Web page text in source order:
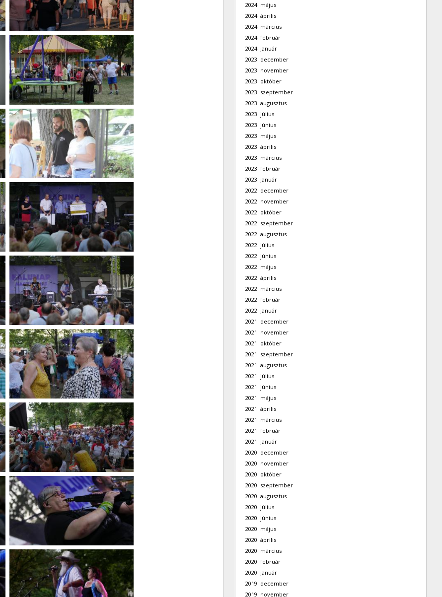
2024. május
2024. április
2024. március
2024. február
2024. január
2023. december
2023. november
2023. október
2023. szeptember
2023. augusztus
2023. július
2023. június
2023. május
2023. április
2023. március
2023. február
2023. január
2022. december
2022. november
2022. október
2022. szeptember
2022. augusztus
2022. július
2022. június
2022. május
2022. április
2022. március
2022. február
2022. január
2021. december
2021. november
2021. október
2021. szeptember
2021. augusztus
2021. július
2021. június
2021. május
2021. április
2021. március
2021. február
2021. január
2020. december
2020. november
2020. október
2020. szeptember
2020. augusztus
2020. július
2020. június
2020. május
2020. április
2020. március
2020. február
2020. január
2019. december
2019. november